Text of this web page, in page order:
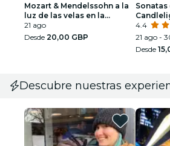
Mozart & Mendelssohn a la
luz de las velas en la
Catedral de St Giles
21 ago
Desde 20,00 GBP
de St
4.4
21 ago -
Desde
Descubre nuestras